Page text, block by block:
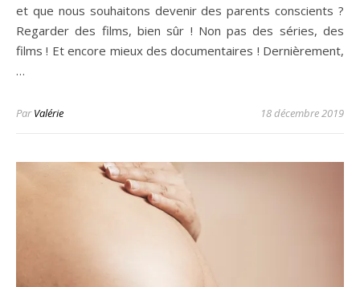
et que nous souhaitons devenir des parents conscients ?
Regarder des films, bien sûr ! Non pas des séries, des
films ! Et encore mieux des documentaires ! Dernièrement,
…
ParValérie 18 décembre 2019